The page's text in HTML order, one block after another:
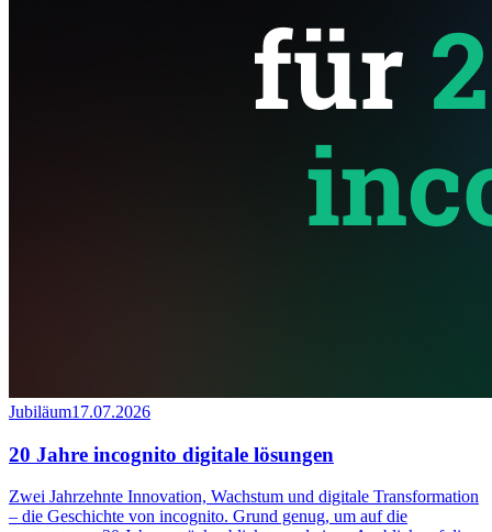
Jubiläum17.07.2026
20 Jahre incognito digitale lösungen
Zwei Jahrzehnte Innovation, Wachstum und digitale Transformation
– die Geschichte von incognito. Grund genug, um auf die